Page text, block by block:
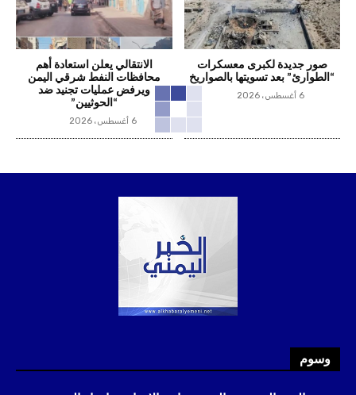
صور جديدة لكبرى معسكرات
“الطوارئ” بعد تسويتها بالصواريخ
6 أغسطس، 2026
الانتقالي يعلن استعادة أهم
محافظات النفط شرقي اليمن
ويرفض عمليات تجنيد ضد
“الحوثيين”
6 أغسطس، 2026
وسوم